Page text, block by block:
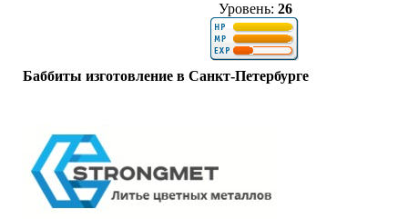
Уровень: 26
Баббиты изготовление в Санкт-Петербурге